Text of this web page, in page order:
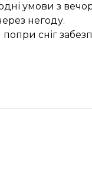
умови з
негоду.
попри сніг